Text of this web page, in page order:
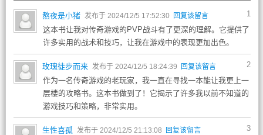
1
熬夜是小猪 发布于 2024/12/5 17:52:30 回复该留言
这本书让我对传奇游戏的PVP战斗有了更深的理解。它提供了
许多实用的战术和技巧，让我在游戏中的表现更加出色。
2
玫瑰徒步而来 发布于 2024/12/5 18:24:39 回复该留言
作为一名传奇游戏的老玩家，我一直在寻找一本能让我更上一
层楼的攻略书。这本书做到了！它揭示了许多我以前不知道的
游戏技巧和策略，非常实用。
3
生性喜孤 发布于 2024/12/5 21:13:08 回复该留言